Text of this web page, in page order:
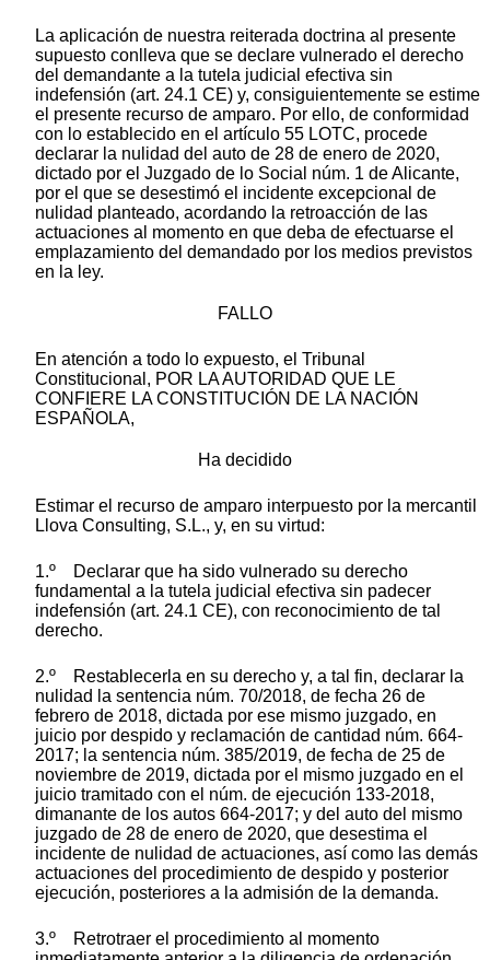
La aplicación de nuestra reiterada doctrina al presente
supuesto conlleva que se declare vulnerado el derecho
del demandante a la tutela judicial efectiva sin
indefensión (art. 24.1 CE) y, consiguientemente se estime
el presente recurso de amparo. Por ello, de conformidad
con lo establecido en el artículo 55 LOTC, procede
declarar la nulidad del auto de 28 de enero de 2020,
dictado por el Juzgado de lo Social núm. 1 de Alicante,
por el que se desestimó el incidente excepcional de
nulidad planteado, acordando la retroacción de las
actuaciones al momento en que deba de efectuarse el
emplazamiento del demandado por los medios previstos
en la ley.
FALLO
En atención a todo lo expuesto, el Tribunal
Constitucional, POR LA AUTORIDAD QUE LE
CONFIERE LA CONSTITUCIÓN DE LA NACIÓN
ESPAÑOLA,
Ha decidido
Estimar el recurso de amparo interpuesto por la mercantil
Llova Consulting, S.L., y, en su virtud:
1.º Declarar que ha sido vulnerado su derecho
fundamental a la tutela judicial efectiva sin padecer
indefensión (art. 24.1 CE), con reconocimiento de tal
derecho.
2.º Restablecerla en su derecho y, a tal fin, declarar la
nulidad la sentencia núm. 70/2018, de fecha 26 de
febrero de 2018, dictada por ese mismo juzgado, en
juicio por despido y reclamación de cantidad núm. 664-
2017; la sentencia núm. 385/2019, de fecha de 25 de
noviembre de 2019, dictada por el mismo juzgado en el
juicio tramitado con el núm. de ejecución 133-2018,
dimanante de los autos 664-2017; y del auto del mismo
juzgado de 28 de enero de 2020, que desestima el
incidente de nulidad de actuaciones, así como las demás
actuaciones del procedimiento de despido y posterior
ejecución, posteriores a la admisión de la demanda.
3.º Retrotraer el procedimiento al momento